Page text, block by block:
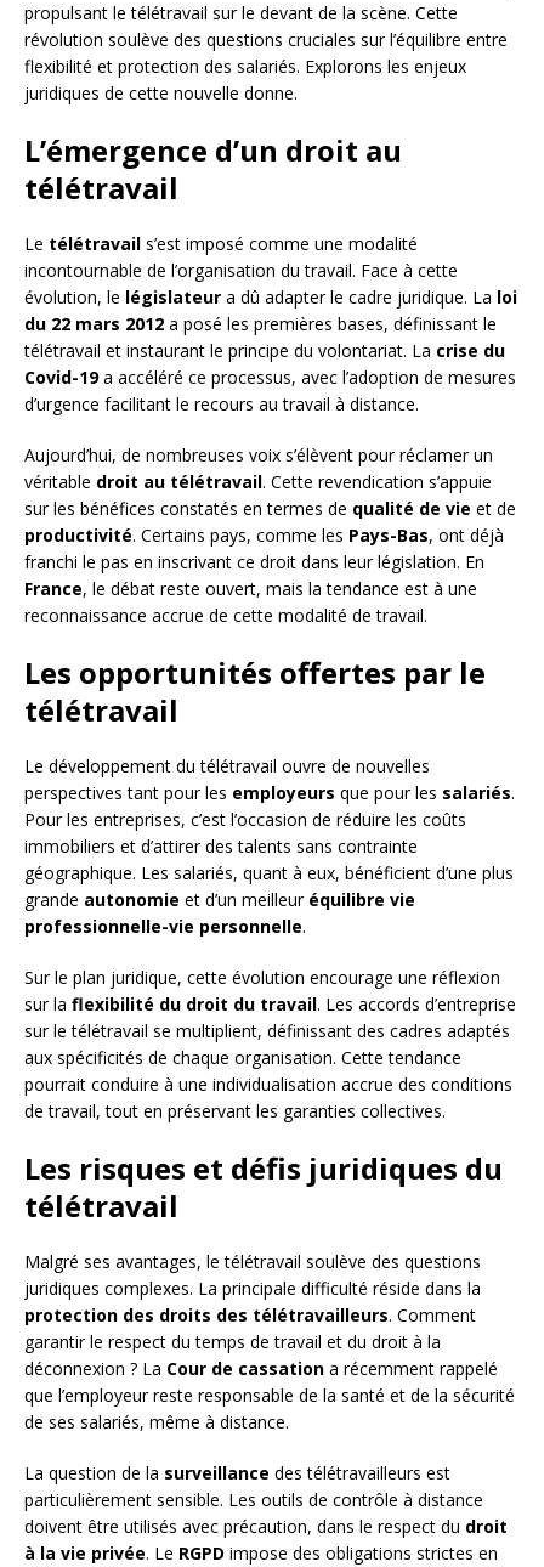
propulsant le télétravail sur le devant de la scène. Cette
révolution soulève des questions cruciales sur l’équilibre entre
flexibilité et protection des salariés. Explorons les enjeux
juridiques de cette nouvelle donne.
L’émergence d’un droit au
télétravail
Le télétravail s’est imposé comme une modalité
incontournable de l’organisation du travail. Face à cette
évolution, le législateur a dû adapter le cadre juridique. La loi
du 22 mars 2012 a posé les premières bases, définissant le
télétravail et instaurant le principe du volontariat. La crise du
Covid-19a accéléré ce processus, avec l’adoption de mesures
d’urgence facilitant le recours au travail à distance.
Aujourd’hui, de nombreuses voix s’élèvent pour réclamer un
véritable droit au télétravail. Cette revendication s’appuie
sur les bénéfices constatés en termes de qualité de vie et de
productivité. Certains pays, comme les Pays-Bas, ont déjà
franchi le pas en inscrivant ce droit dans leur législation. En
France, le débat reste ouvert, mais la tendance est à une
reconnaissance accrue de cette modalité de travail.
Les opportunités offertes par le
télétravail
Le développement du télétravail ouvre de nouvelles
perspectives tant pour les employeurs que pour les salariés.
Pour les entreprises, c’est l’occasion de réduire les coûts
immobiliers et d’attirer des talents sans contrainte
géographique. Les salariés, quant à eux, bénéficient d’une plus
grande autonomie et d’un meilleur équilibre vie
professionnelle-vie personnelle.
Sur le plan juridique, cette évolution encourage une réflexion
sur la flexibilité du droit du travail. Les accords d’entreprise
sur le télétravail se multiplient, définissant des cadres adaptés
aux spécificités de chaque organisation. Cette tendance
pourrait conduire à une individualisation accrue des conditions
de travail, tout en préservant les garanties collectives.
Les risques et défis juridiques du
télétravail
Malgré ses avantages, le télétravail soulève des questions
juridiques complexes. La principale difficulté réside dans la
protection des droits des télétravailleurs. Comment
garantir le respect du temps de travail et du droit à la
déconnexion ? La Cour de cassation a récemment rappelé
que l’employeur reste responsable de la santé et de la sécurité
de ses salariés, même à distance.
La question de la surveillance des télétravailleurs est
particulièrement sensible. Les outils de contrôle à distance
doivent être utilisés avec précaution, dans le respect du droit
à la vie privée. Le RGPD impose des obligations strictes en